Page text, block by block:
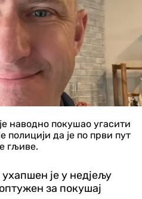
наводно покушао угасити
полицији да је по први пут
гљиве.
је у недјељу
за покушај